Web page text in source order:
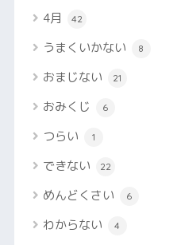
4月 42
うまくいかない 8
おまじない 21
おみくじ 6
つらい 1
できない 22
めんどくさい 6
わからない 4